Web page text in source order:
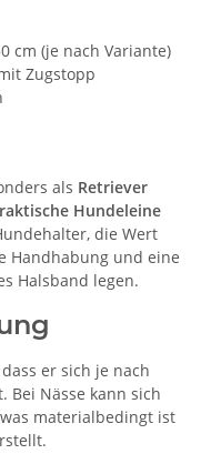
cm (je nach Variante)
Zugstopp
als Retriever
Hundeleine
die Wert
Handhabung und eine
Halsband legen.
er sich je nach
Bei Nässe kann sich
materialbedingt ist